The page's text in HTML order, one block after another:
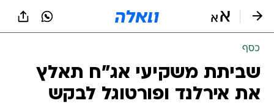
כסף
שביתת משקיעי אג"ח תאלץ
את אירלנד ופורטוגל לבקש